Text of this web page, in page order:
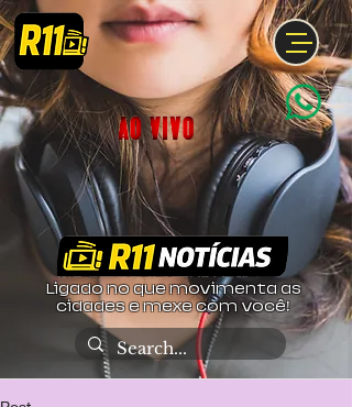
Ligado no que movimenta as
cidades e mexe com você!